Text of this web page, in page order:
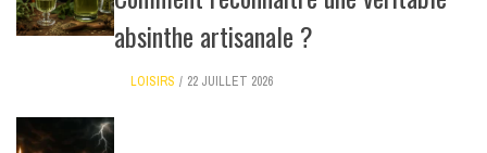
absinthe artisanale ?
LOISIRS 22 JUILLET 2026